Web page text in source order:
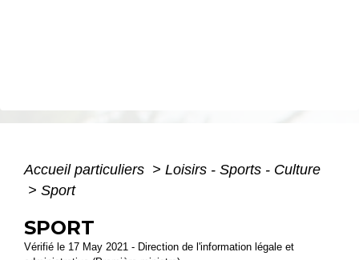
Accueil particuliers > Loisirs - Sports - Culture
> Sport
SPORT
Vérifié le 17 May 2021 - Direction de l'information légale et